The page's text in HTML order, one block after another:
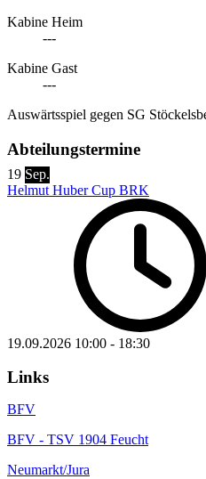
Kabine Heim
---
Kabine Gast
---
Auswärtsspiel gegen SG
Abteilungstermine
19 Sep.
Helmut Huber Cup BRK
19.09.2026 10:00 - 18:30
Links
BFV
BFV - TSV 1904 Feucht
Neumarkt/Jura